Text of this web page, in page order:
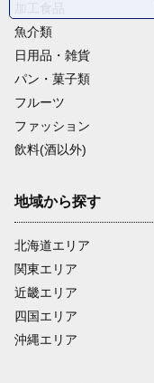
魚介類
日用品・雑貨
パン・菓子類
フルーツ
ファッション
飲料(酒以外)
地域から探す
北海道エリア
関東エリア
近畿エリア
四国エリア
沖縄エリア